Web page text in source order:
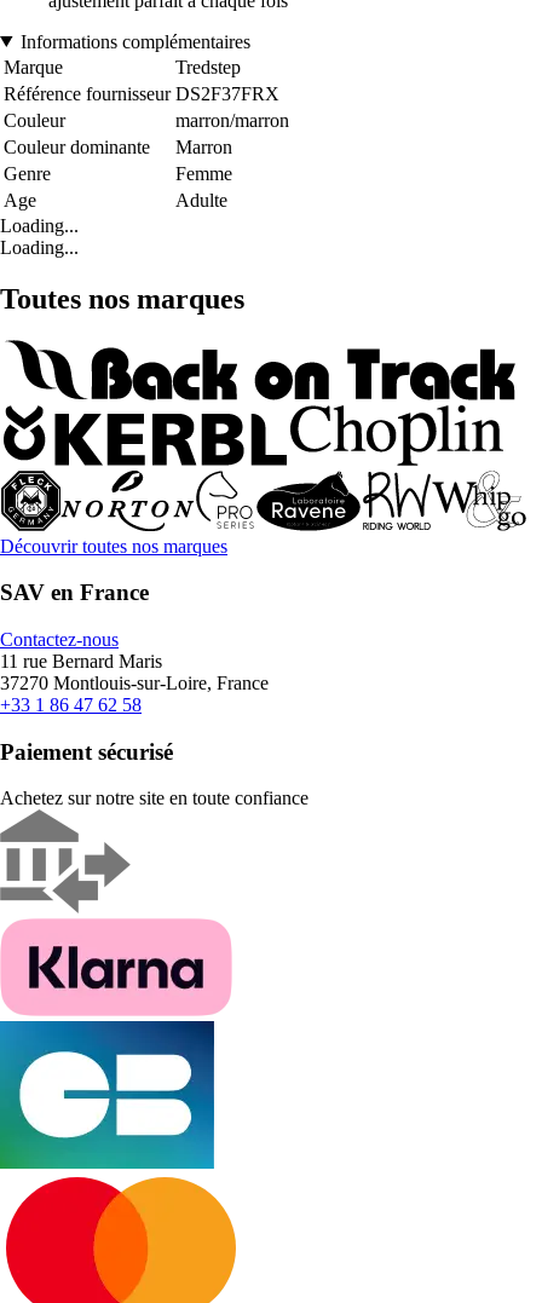
Informations complémentaires
Marque
Tredstep
Référence fournisseur DS2F37FRX
Couleur
marron/marron
Couleur dominante
Marron
Genre
Femme
Age
Adulte
Loading...
Loading...
Toutes nos marques
Découvrir toutes nos marques
SAV en France
Contactez-nous
11 rue Bernard Maris
37270 Montlouis-sur-Loire, France
+33 1 86 47 62 58
Paiement sécurisé
Achetez sur notre site en toute confiance